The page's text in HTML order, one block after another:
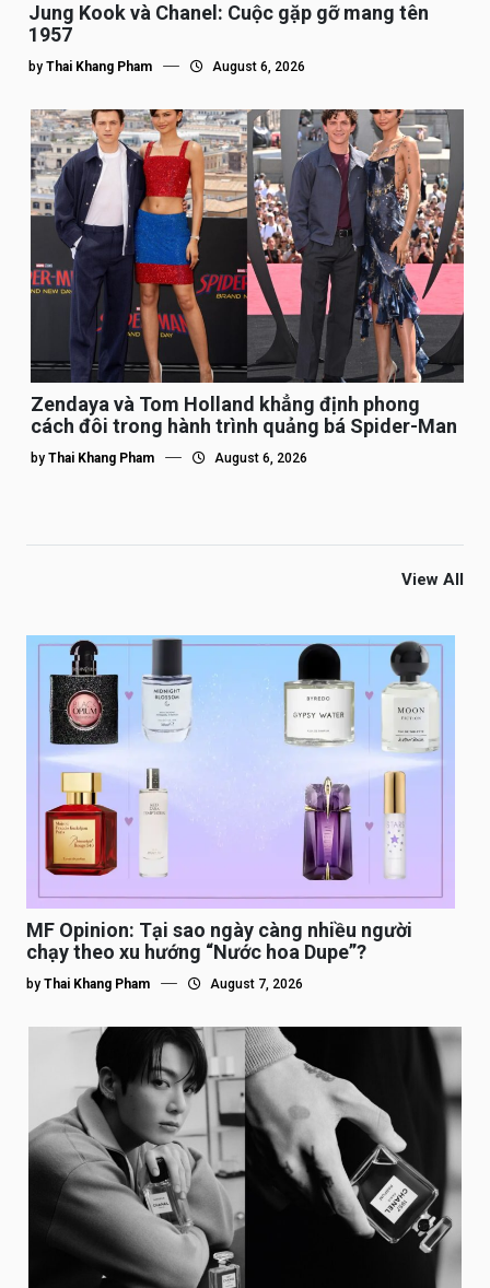
Jung Kook và Chanel: Cuộc gặp gỡ mang tên
1957
by Thai Khang Pham August 6, 2026
Zendaya và Tom Holland khẳng định phong
cách đôi trong hành trình quảng bá Spider-Man
by Thai Khang Pham August 6, 2026
View All
MF Opinion: Tại sao ngày càng nhiều người
chạy theo xu hướng “Nước hoa Dupe”?
by Thai Khang Pham August 7, 2026